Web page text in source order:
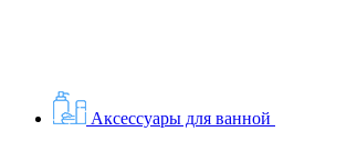
Аксессуары для ванной